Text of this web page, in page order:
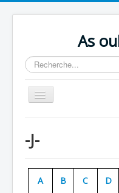
As
Rechercher
Basculer
la
Chronologie
Escadrilles
Organisation
-J-
A B C D